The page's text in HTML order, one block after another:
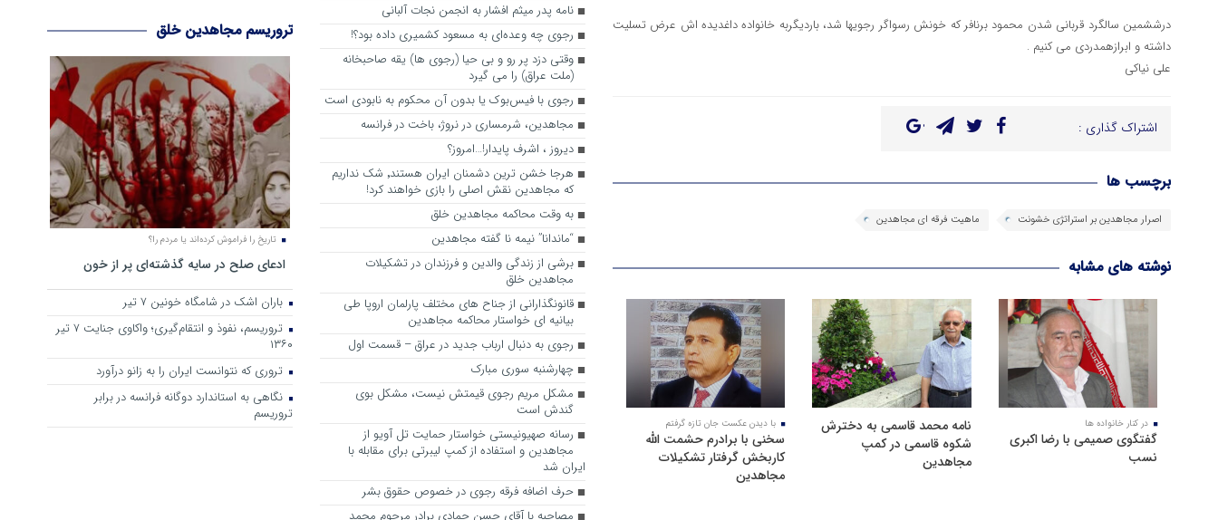
درششمین سالگرد قربانی شدن محمود برنافر که خونش رسواگر رجویها شد، باردیگربه خانواده داغدیده اش عرض تسلیت
داشته و ابرازهمدردی می کنیم .
علی نیاکی
اشتراک گذاری :
برچسب ها
اصرار مجاهدین بر استراتژی خشونت ماهیت فرقه ای مجاهدین
نوشته های مشابه
در کنار خانواده ها
گفتگوی صمیمی با رضا اکبری
نسب
نامه محمد قاسمی به دخترش
شکوه قاسمی در کمپ
مجاهدین
با دیدن عکست جان تازه گرفتم
سخنی با برادرم حشمت الله
کاربخش گرفتار تشکیلات
مجاهدین
نامه پدر میثم افشار به انجمن نجات آلبانی
رجوی چه وعده‌ای به مسعود کشمیری داده بود؟!
وقتی دزد پر رو و بی حیا (رجوی ها) یقه صاحبخانه
(ملت عراق) را می گیرد
رجوی با فیس‌بوک یا بدون آن محکوم به نابودی است
مجاهدین، شرم‎ساری در نروژ، باخت در فرانسه
ديروز ، اشرف پايدار!…امروز؟
هرجا خشن ترین دشمنان ایران هستند٬ شک نداریم
که مجاهدین نقش اصلی را بازی خواهند کرد!
به وقت محاکمه مجاهدین خلق
“ماندانا” نیمه نا گفته مجاهدین
برشی از زندگی والدین و فرزندان در تشکیلات
مجاهدین خلق
قانونگذارانی از جناح های مختلف پارلمان اروپا طی
بیانیه ای خواستار محاکمه مجاهدین
رجوی به دنبال ارباب جدید در عراق – قسمت اول
چهارشنبه سوری مبارک
مشکل مریم رجوی قیمتش نیست، مشکل بوی
گندش است
رسانه صهیونیستی خواستار حمایت تل آویو از
مجاهدین و استفاده از کمپ لیبرتی برای مقابله با
ایران شد
حرف اضافه فرقه رجوی در خصوص حقوق بشر
مصاحبه با آقای حسن حمادی برادر مرحوم محمد
تروریسم مجاهدین خلق
تاریخ را فراموش کرده‌اند یا مردم را؟
ادعای صلح در سایه گذشته‌ای پر از خون
باران اشک در شامگاه خونین 7 تیر
تروریسم، نفوذ و انتقام‌گیری؛ واکاوی جنایت ۷ تیر
۱۳۶۰
تروری که نتوانست ایران را به زانو درآورد
نگاهی به استاندارد دوگانه فرانسه در برابر
تروریسم